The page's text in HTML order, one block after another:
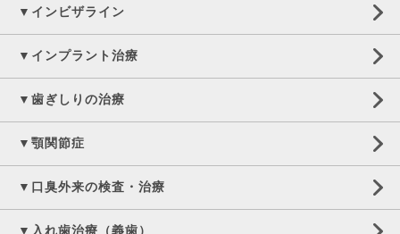
▼インビザライン
▼インプラント治療
▼歯ぎしりの治療
▼顎関節症
▼口臭外来の検査・治療
▼入れ歯治療（義歯）